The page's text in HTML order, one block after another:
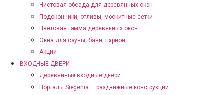
Чистовая обсада для деревянных окон
Подоконники, отливы, москитные сетки
Цветовая гамма деревянных окон
Окна для сауны, бани, парной
Акции
ВХОДНЫЕ ДВЕРИ
Деревянные входные двери
Порталы Siegenia — раздвижные конструкции